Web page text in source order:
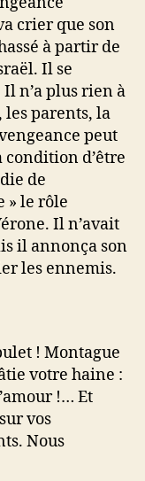
crier que son
à partir de
Il se
n’a plus rien à
parents, la
peut
d’être
de
» le rôle
Il n’avait
il annonça son
les ennemis.
! Montague
votre haine :
!… Et
vos
Nous